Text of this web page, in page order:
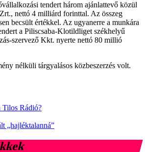
tendert három ajánlattevő közül
nettó 4 milliárd forinttal. Az összeg
becsült értékkel. Az ugyanerre a munkára
a Piliscsaba-Klotildliget székhelyű
szervező Kkt. nyerte nettó 80 millió
nélküli tárgyalásos közbeszerzés volt.
Tilos Rádió?
„hajléktalanná”